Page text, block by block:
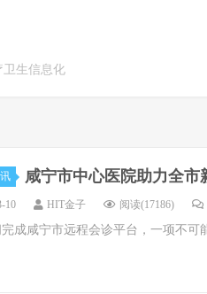
卫生信息化
咸宁市中心医院助力全
10 HIT金子 阅读(17186)
成咸宁市远程会诊平台，一项不可